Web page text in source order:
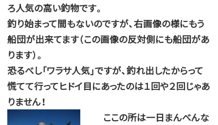
ろ人気の高い釣物です。
釣り始まって間もないのですが、右画像の様にもう
船団が出来てます（この画像の反対側にも船団があ
ります）。
恐るべし「ワラサ人気」ですが、釣れ出したからって
慌てて行ってヒドイ目にあったのは１回や２回じゃあ
りません！
ここの所は一日まんべんな